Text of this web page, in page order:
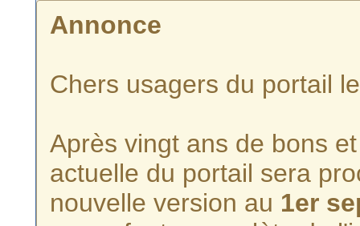
Annonce
Chers usagers du portail
Après vingt ans de bons
actuelle du portail sera
nouvelle version au 1er